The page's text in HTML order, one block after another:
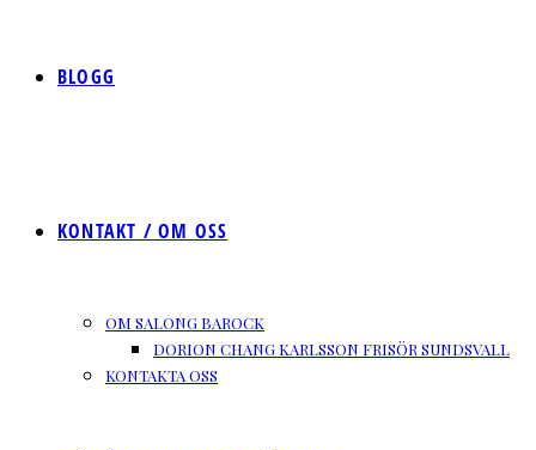
BLOGG
KONTAKT / OM OSS
OM SALONG BAROCK
DORION CHANG KARLSSON FRISÖR SUNDSVALL
KONTAKTA OSS